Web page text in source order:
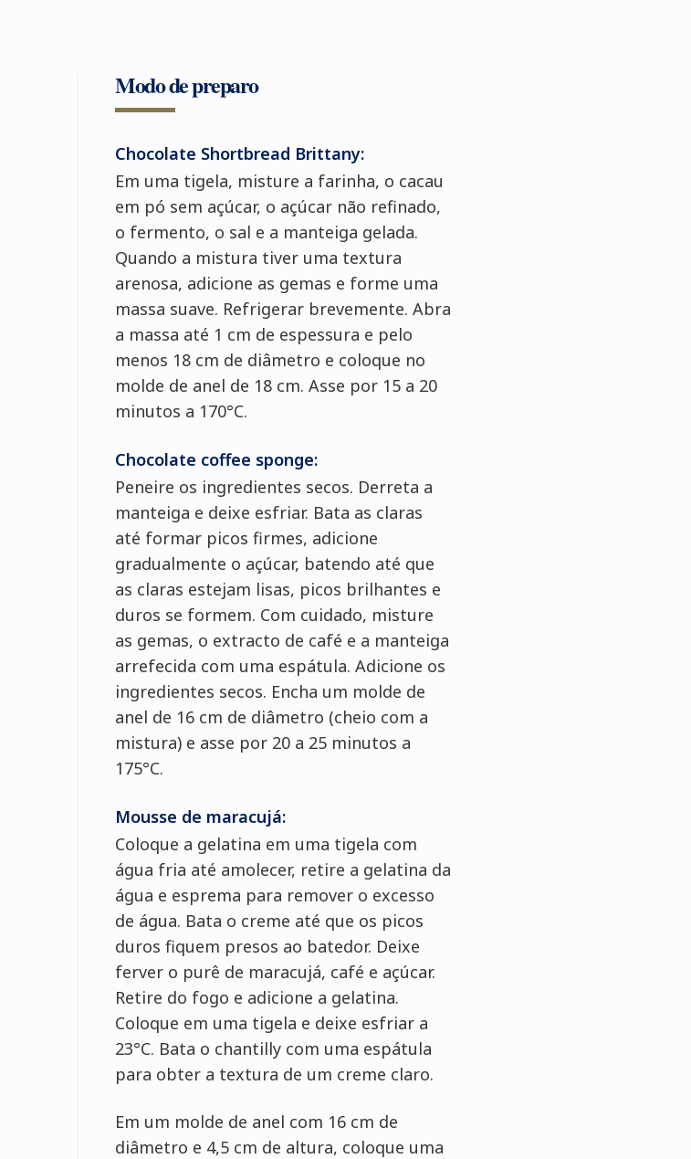
Modo de preparo
Chocolate Shortbread Brittany:
Em uma tigela, misture a farinha, o cacau
em pó sem açúcar, o açúcar não refinado,
o fermento, o sal e a manteiga gelada.
Quando a mistura tiver uma textura
arenosa, adicione as gemas e forme uma
massa suave. Refrigerar brevemente. Abra
a massa até 1 cm de espessura e pelo
menos 18 cm de diâmetro e coloque no
molde de anel de 18 cm. Asse por 15 a 20
minutos a 170°C.
Chocolate coffee sponge:
Peneire os ingredientes secos. Derreta a
manteiga e deixe esfriar. Bata as claras
até formar picos firmes, adicione
gradualmente o açúcar, batendo até que
as claras estejam lisas, picos brilhantes e
duros se formem. Com cuidado, misture
as gemas, o extracto de café e a manteiga
arrefecida com uma espátula. Adicione os
ingredientes secos. Encha um molde de
anel de 16 cm de diâmetro (cheio com a
mistura) e asse por 20 a 25 minutos a
175°C.
Mousse de maracujá:
Coloque a gelatina em uma tigela com
água fria até amolecer, retire a gelatina da
água e esprema para remover o excesso
de água. Bata o creme até que os picos
duros fiquem presos ao batedor. Deixe
ferver o purê de maracujá, café e açúcar.
Retire do fogo e adicione a gelatina.
Coloque em uma tigela e deixe esfriar a
23°C. Bata o chantilly com uma espátula
para obter a textura de um creme claro.
Em um molde de anel com 16 cm de
diâmetro e 4,5 cm de altura, coloque uma